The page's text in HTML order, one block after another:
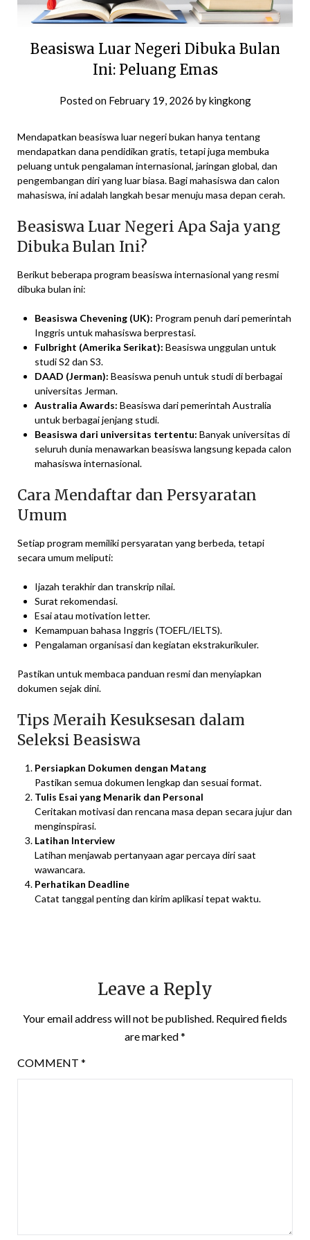
Beasiswa Luar Negeri Dibuka Bulan
Ini: Peluang Emas
Posted on February 19, 2026 bykingkong
Mendapatkan beasiswa luar negeri bukan hanya tentang
mendapatkan dana pendidikan gratis, tetapi juga membuka
peluang untuk pengalaman internasional, jaringan global, dan
pengembangan diri yang luar biasa. Bagi mahasiswa dan calon
mahasiswa, ini adalah langkah besar menuju masa depan cerah.
Beasiswa Luar Negeri Apa Saja yang
Dibuka Bulan Ini?
Berikut beberapa program beasiswa internasional yang resmi
dibuka bulan ini:
Beasiswa Chevening (UK): Program penuh dari pemerintah
Inggris untuk mahasiswa berprestasi.
Fulbright (Amerika Serikat): Beasiswa unggulan untuk
studi S2 dan S3.
DAAD (Jerman): Beasiswa penuh untuk studi di berbagai
universitas Jerman.
Australia Awards: Beasiswa dari pemerintah Australia
untuk berbagai jenjang studi.
Beasiswa dari universitas tertentu: Banyak universitas di
seluruh dunia menawarkan beasiswa langsung kepada calon
mahasiswa internasional.
Cara Mendaftar dan Persyaratan
Umum
Setiap program memiliki persyaratan yang berbeda, tetapi
secara umum meliputi:
Ijazah terakhir dan transkrip nilai.
Surat rekomendasi.
Esai atau motivation letter.
Kemampuan bahasa Inggris (TOEFL/IELTS).
Pengalaman organisasi dan kegiatan ekstrakurikuler.
Pastikan untuk membaca panduan resmi dan menyiapkan
dokumen sejak dini.
Tips Meraih Kesuksesan dalam
Seleksi Beasiswa
Persiapkan Dokumen dengan Matang
Pastikan semua dokumen lengkap dan sesuai format.
Tulis Esai yang Menarik dan Personal
Ceritakan motivasi dan rencana masa depan secara jujur dan
menginspirasi.
Latihan Interview
Latihan menjawab pertanyaan agar percaya diri saat
wawancara.
Perhatikan Deadline
Catat tanggal penting dan kirim aplikasi tepat waktu.
Leave a Reply
Your email address will not be published. Required fields
are marked*
COMMENT *